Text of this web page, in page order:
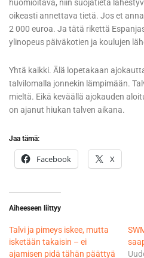
huomioitava, niin suojatietä
oikeasti annettava tietä. Jos et
2 000 euroa. Ja tätä rikettä
ylinopeus päiväkotien ja koulujen
Yhtä kaikki. Älä lopetakaan
talvilomalla jonnekin lämpimään.
mieltä. Eikä keväällä ajokauden
on ajanut hiukan talven aikana.
Jaa tämä:
Facebook X
Aiheeseen liittyy
Talvi ja pimeys iskee, mutta
isketään takaisin – ei
ajamisen pidä tähän päättyä